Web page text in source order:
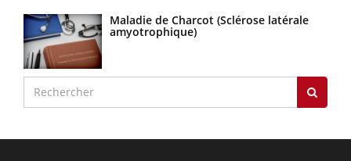
Maladie de Charcot (Sclérose latérale
amyotrophique)